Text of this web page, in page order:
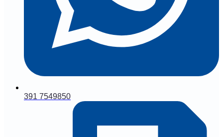
391 7549850